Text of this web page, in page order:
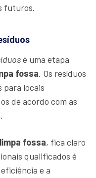
futuros.
é uma etapa
fossa. Os resíduos
para locais
de acordo com as
fossa, fica claro
qualificados é
e a